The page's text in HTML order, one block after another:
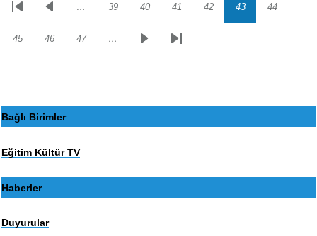
Sayfalama
İlk
Önceki… Sayfa
39 Sayfa
40 Sayfa
41 Sayfa
42 Sayfa
43 Sayfa
44
Sayfa
45 Sayfa
46 Sayfa
47 …
SonrakiSon
Bağlı Birimler
Eğitim Kültür TV
Haberler
Duyurular